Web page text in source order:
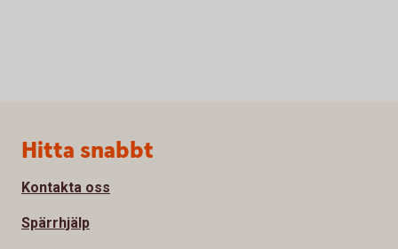
Sidfot
Hitta snabbt
Kontakta oss
Spärrhjälp